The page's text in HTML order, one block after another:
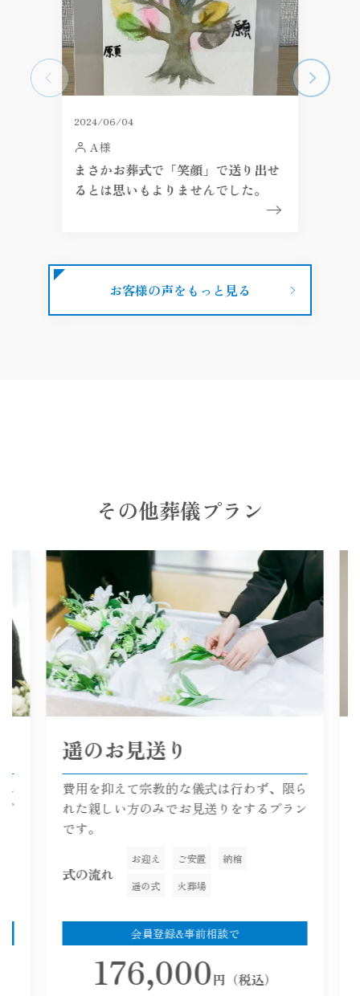
2024/06/04
A様
まさかお葬式で「笑顔」で送り出せ
るとは思いもよりませんでした。
お客様の声をもっと見る
その他葬儀プラン
遥のお見送り
費用を抑えて宗教的な儀式は行わず、限ら
れた親しい方のみでお見送りをするプラン
です。
式の流れ
お迎え ご安置
納棺
遥の式
火葬場
会員登録&事前相談で
176,000円（税込）